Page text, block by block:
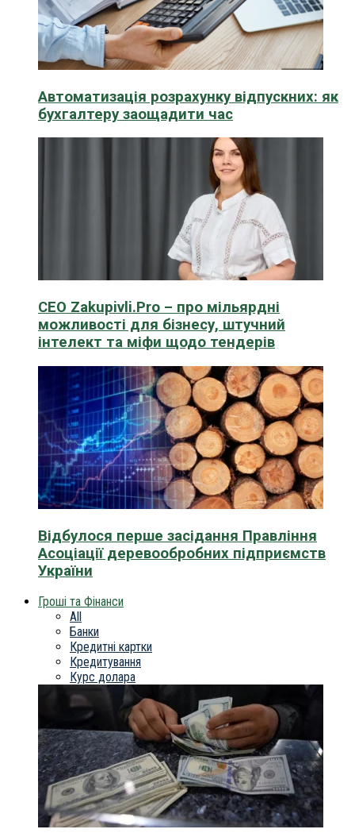
Автоматизація розрахунку відпускних: як
бухгалтеру заощадити час
CEO Zakupivli.Pro – про мільярдні
можливості для бізнесу, штучний
інтелект та міфи щодо тендерів
Відбулося перше засідання Правління
Асоціації деревообробних підприємств
України
Гроші та Фінанси
All
Банки
Кредитні картки
Кредитування
Курс долара